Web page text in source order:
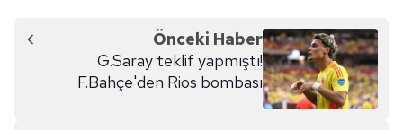
Önceki Haber
G.Saray teklif yapmıştı!
F.Bahçe'den Rios bombası